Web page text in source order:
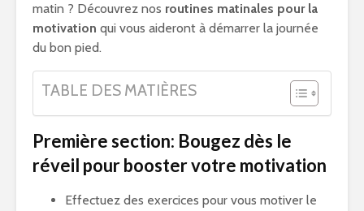
matin ? Découvrez nos routines matinales pour la
motivation qui vous aideront à démarrer la journée
du bon pied.
TABLE DES MATIÈRES
Première section: Bougez dès le
réveil pour booster votre motivation
Effectuez des exercices pour vous motiver le